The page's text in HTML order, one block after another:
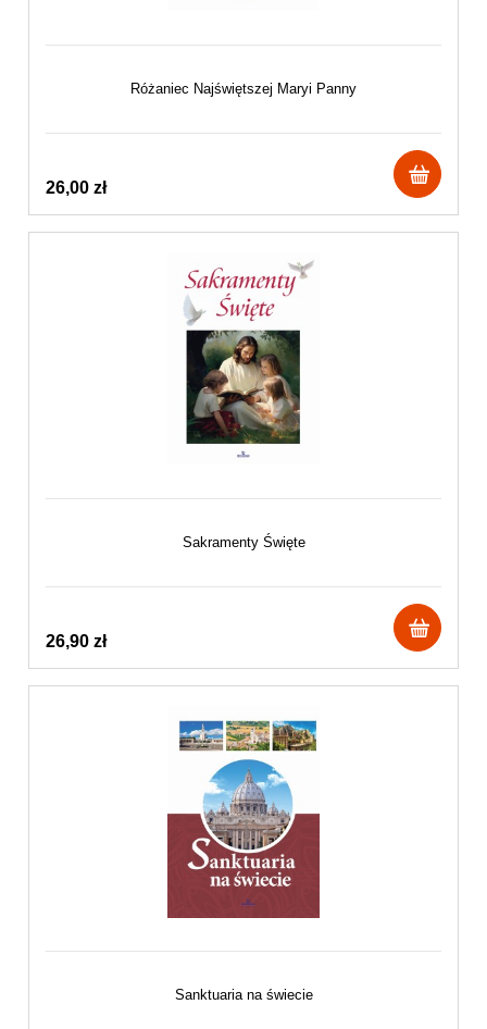
Różaniec Najświętszej Maryi Panny
26,00 zł
Sakramenty Święte
26,90 zł
Sanktuaria na świecie